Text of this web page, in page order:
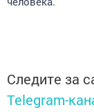
Telegram-